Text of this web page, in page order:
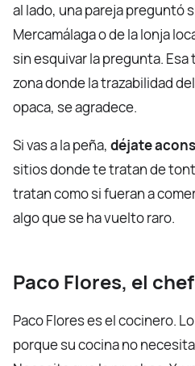
al lado, una pareja preguntó
Mercamálaga o de la lonja
sin esquivar la pregunta.
zona donde la trazabilidad
opaca, se agradece.
Si vas a la peña, déjate
sitios donde te tratan de
tratan como si fueran a
algo que se ha vuelto raro.
Paco Flores, el chef
Paco Flores es el cocinero.
porque su cocina no